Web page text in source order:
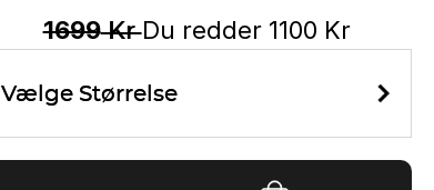
1699KrDu redder 1100 Kr
Vælge Størrelse